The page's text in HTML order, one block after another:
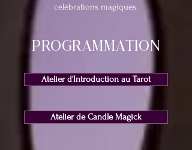
célébrations magiques.
ProgramMATION
Atelier d'Introduction au Tarot
Atelier de Candle Magick